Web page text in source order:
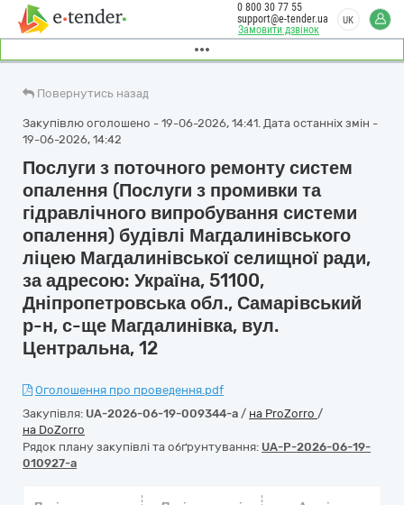
Замовити дзвінок
0 800 30 77 55
support@e-tender.ua
UK
Повернутись назад
Закупівлю оголошено - 19-06-2026, 14:41. Дата останніх змін -
19-06-2026, 14:42
Послуги з поточного ремонту систем
опалення (Послуги з промивки та
гідравлічного випробування системи
опалення) будівлі Магдалинівського
ліцею Магдалинівської селищної ради,
за адресою: Україна, 51100,
Дніпропетровська обл., Самарівський
р-н, с-ще Магдалинівка, вул.
Центральна, 12
Оголошення про проведення.pdf
Закупівля: UA-2026-06-19-009344-a / на ProZorro /
на DoZorro
Рядок плану закупівлі та обґрунтування: UA-P-2026-06-19-
010927-a